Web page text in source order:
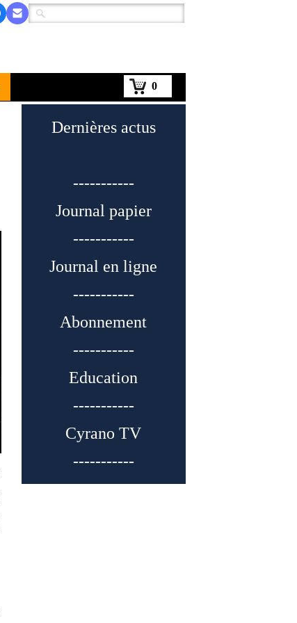
0
Dernières actus
-----------
Journal papier
-----------
Journal en ligne
-----------
Abonnement
-----------
Education
-----------
Cyrano TV
-----------